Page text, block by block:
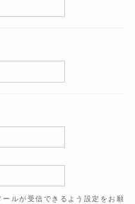
ルが受信できるよう設定をお願